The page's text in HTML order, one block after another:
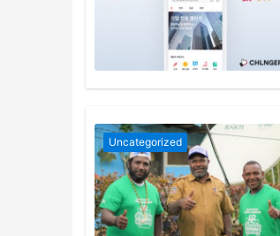
Uncategorized